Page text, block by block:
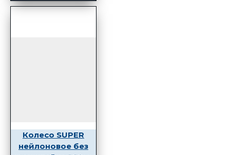
Колесо SUPER
нейлоновое без